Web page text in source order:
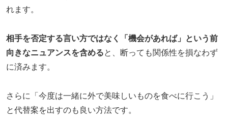
れます。
相手を否定する言い方ではなく「機会があれば」という前
向きなニュアンスを含めると、断っても関係性を損なわず
に済みます。
さらに「今度は一緒に外で美味しいものを食べに行こう」
と代替案を出すのも良い方法です。